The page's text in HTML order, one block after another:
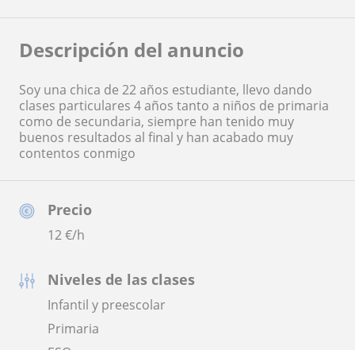
Precio
12€/h
Niveles de las clases
Infantil y preescolar
Primaria
Descripción del anuncio
Soy una chica de 22 años estudiante, llevo dando
clases particulares 4 años tanto a niños de primaria
como de secundaria, siempre han tenido muy
buenos resultados al final y han acabado muy
contentos conmigo